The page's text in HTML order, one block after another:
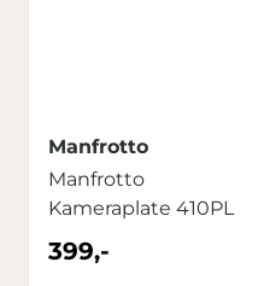
Manfrotto
Manfrotto
Kameraplate 410PL
399,-